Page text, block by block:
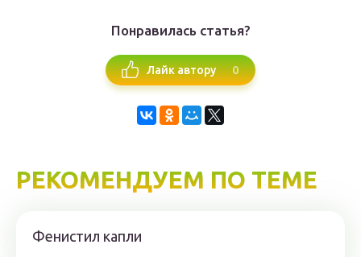
Понравилась статья?
Лайк автору 0
РЕКОМЕНДУЕМ ПО ТЕМЕ
Фенистил капли